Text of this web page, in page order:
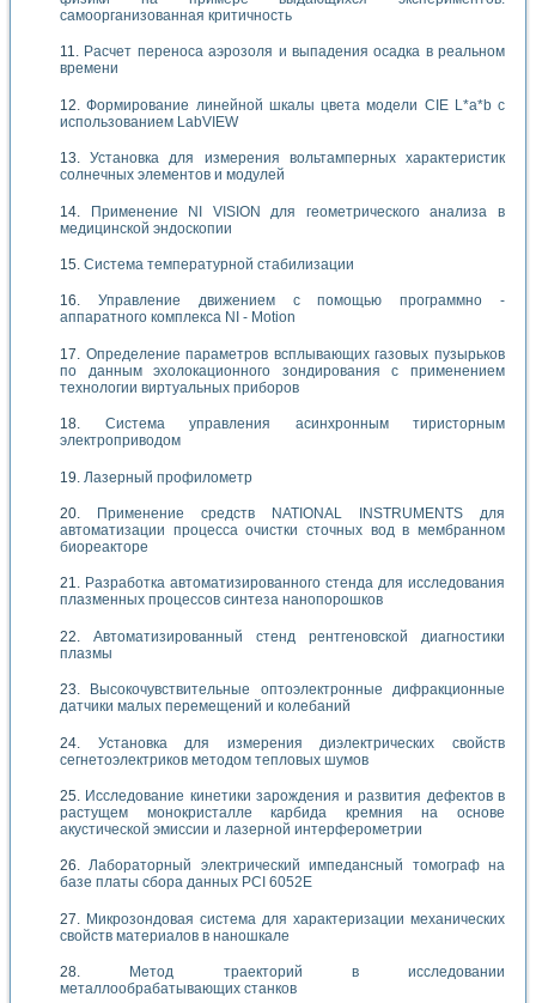
самоорганизованная критичность
Расчет переноса аэрозоля и выпадения осадка в реальном
времени
Формирование линейной шкалы цвета модели CIE L*a*b с
использованием LabVIEW
Установка для измерения вольтамперных характеристик
солнечных элементов и модулей
Применение NI VISION для геометрического анализа в
медицинской эндоскопии
Система температурной стабилизации
Управление движением с помощью программно -
аппаратного комплекса NI - Motion
Определение параметров всплывающих газовых пузырьков
по данным эхолокационного зондирования с применением
технологии виртуальных приборов
Система управления асинхронным тиристорным
электроприводом
Лазерный профилометр
Применение средств NATIONAL INSTRUMENTS для
автоматизации процесса очистки сточных вод в мембранном
биореакторе
Разработка автоматизированного стенда для исследования
плазменных процессов синтеза нанопорошков
Автоматизированный стенд рентгеновской диагностики
плазмы
Высокочувствительные оптоэлектронные дифракционные
датчики малых перемещений и колебаний
Установка для измерения диэлектрических свойств
сегнетоэлектриков методом тепловых шумов
Исследование кинетики зарождения и развития дефектов в
растущем монокристалле карбида кремния на основе
акустической эмиссии и лазерной интерферометрии
Лабораторный электрический импедансный томограф на
базе платы сбора данных PCI 6052E
Микрозондовая система для характеризации механических
свойств материалов в наношкале
Метод траекторий в исследовании
металлообрабатывающих станков